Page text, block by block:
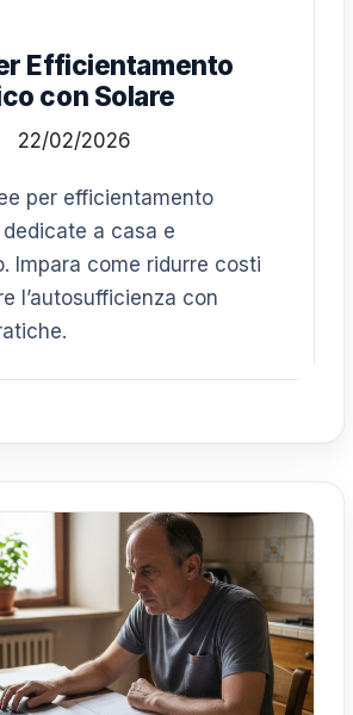
Efficientamento
con Solare
per efficientamento
a casa e
Impara come ridurre costi
l’autosufficienza con